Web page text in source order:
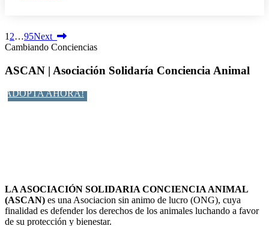
1 2…95Next
Cambiando Conciencias
ASCAN | Asociación Solidaría Conciencia Animal
ADOPTA AHORA!
LA ASOCIACIÓN SOLIDARIA CONCIENCIA ANIMAL
(ASCAN) es una Asociacion sin animo de lucro (ONG), cuya
finalidad es defender los derechos de los animales luchando a favor
de su protección y bienestar.